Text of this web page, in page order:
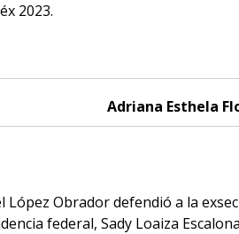
2023.
Adriana Esthela
Obrador defendió a la
federal, Sady Loaiza